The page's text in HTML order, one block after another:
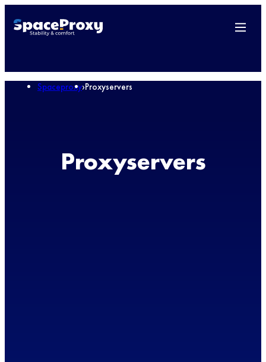
Spaceproxy›Proxyservers
Proxyservers